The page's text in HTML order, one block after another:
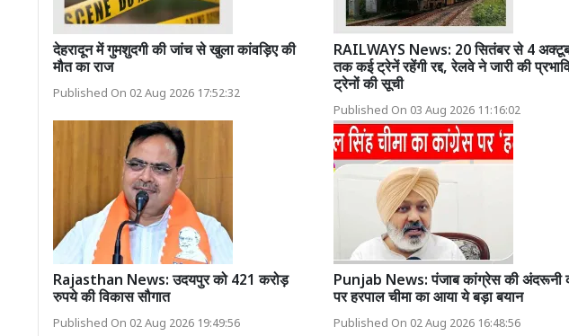
देहरादून में गुमशुदगी की जांच से खुला कांवड़िए की
मौत का राज
Published On 02 Aug 2026 17:52:32
RAILWAYS News: 20 सितंबर से 4
तक कई ट्रेनें रहेंगी रद्द, रेलवे ने जारी की
ट्रेनों की सूची
Published On 03 Aug 2026 11:16:02
Rajasthan News: उदयपुर को 421 करोड़
रुपये की विकास सौगात
Published On 02 Aug 2026 19:49:56
Punjab News: पंजाब कांग्रेस की अंदरूनी
पर हरपाल चीमा का आया ये बड़ा बयान
Published On 02 Aug 2026 16:48:56